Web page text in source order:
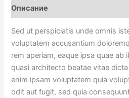
o
k
p
e
Описание
Sed ut perspiciatis unde omnis
voluptatem accusantium
rem aperiam, eaque ipsa quae ab
quasi architecto beatae vitae
enim ipsam voluptatem quia
odit aut fugit, sed quia